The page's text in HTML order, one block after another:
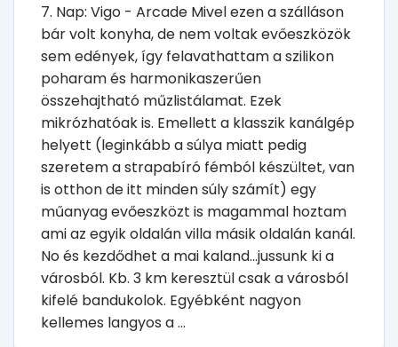
7. Nap: Vigo - Arcade Mivel ezen a szálláson
bár volt konyha, de nem voltak evőeszközök
sem edények, így felavathattam a szilikon
poharam és harmonikaszerűen
összehajtható műzlistálamat. Ezek
mikrózhatóak is. Emellett a klasszik kanálgép
helyett (leginkább a súlya miatt pedig
szeretem a strapabíró fémból készültet, van
is otthon de itt minden súly számít) egy
műanyag evőeszközt is magammal hoztam
ami az egyik oldalán villa másik oldalán kanál.
No és kezdődhet a mai kaland...jussunk ki a
városból. Kb. 3 km keresztül csak a városból
kifelé bandukolok. Egyébként nagyon
kellemes langyos a ...